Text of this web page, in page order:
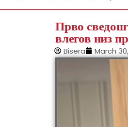
Прво
влегов низ
Bisera March